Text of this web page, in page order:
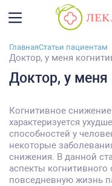
ГлавнаяСтатьи пациентам
Доктор, у меня
Доктор, у меня
Когнитивное
характеризуется
способностей у
некоторые
снижения. В данной
аспекты
повседневную жизнь